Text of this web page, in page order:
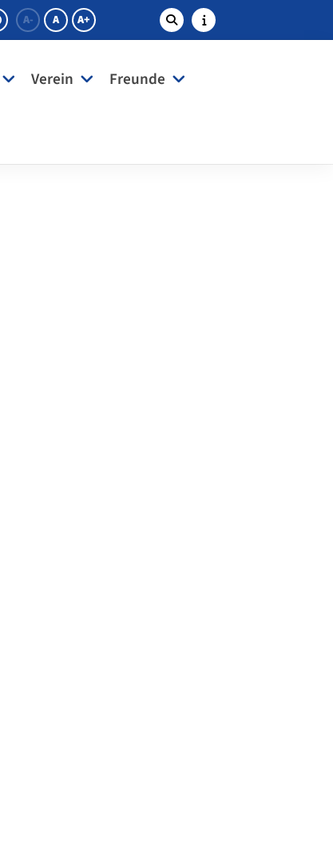
A- A A+
Verein Freunde